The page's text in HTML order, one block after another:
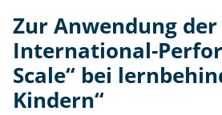
Zur Anwendung
International-
Scale“ bei
Kindern“